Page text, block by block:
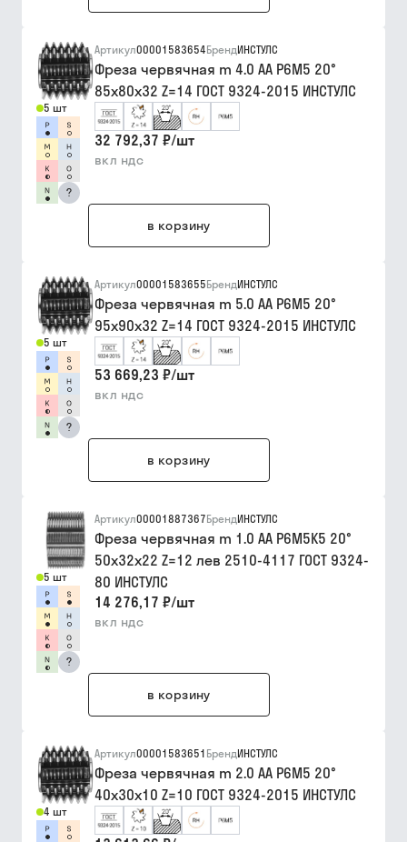
5 шт
?
Артикул00001583654БрендИНСТУЛС
Фреза червячная m 4.0 АА Р6М5 20°
85х80х32 Z=14 ГОСТ 9324-2015 ИНСТУЛС
32 792,37 ₽/шт
вкл ндс
в корзину
5 шт
?
Артикул00001583655БрендИНСТУЛС
Фреза червячная m 5.0 АА Р6М5 20°
95х90х32 Z=14 ГОСТ 9324-2015 ИНСТУЛС
53 669,23 ₽/шт
вкл ндс
в корзину
5 шт
?
Артикул00001887367БрендИНСТУЛС
Фреза червячная m 1.0 АА Р6М5К5 20°
50х32х22 Z=12 лев 2510-4117 ГОСТ 9324-
80 ИНСТУЛС
14 276,17 ₽/шт
вкл ндс
в корзину
4 шт
Артикул00001583651 БрендИНСТУЛС
Фреза червячная m 2.0 АА Р6М5 20°
40х30х10 Z=10 ГОСТ 9324-2015 ИНСТУЛС